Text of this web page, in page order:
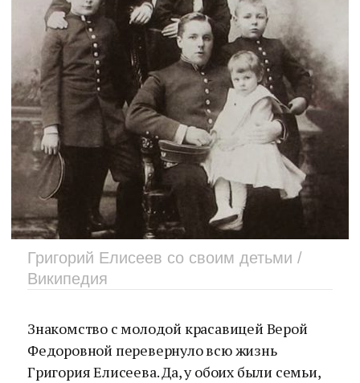
Григорий Елисеев со своим детьми /
Википедия
Знакомство с молодой красавицей Верой
Федоровной перевернуло всю жизнь
Григория Елисеева. Да, у обоих были семьи,